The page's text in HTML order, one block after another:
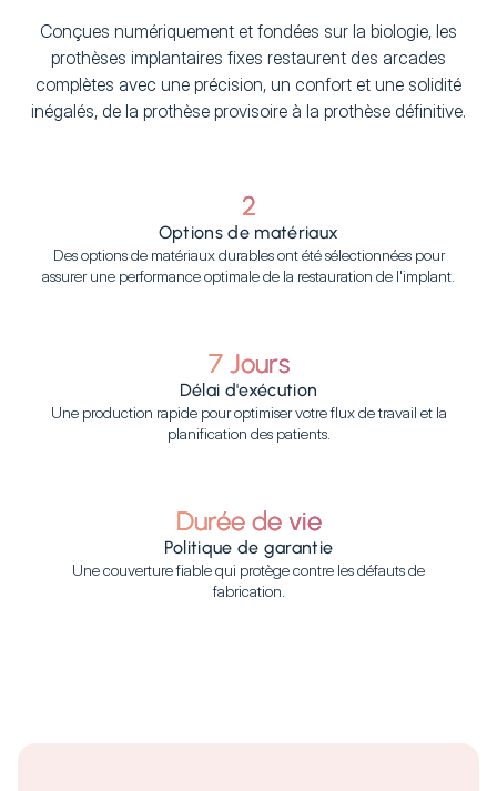
Conçues numériquement et fondées sur la biologie, les
prothèses implantaires fixes restaurent des arcades
complètes avec une précision, un confort et une solidité
inégalés, de la prothèse provisoire à la prothèse définitive.
2
Options de matériaux
Des options de matériaux durables ont été sélectionnées pour
assurer une performance optimale de la restauration de l'implant.
7 Jours
Délai d'exécution
Une production rapide pour optimiser votre flux de travail et la
planification des patients.
Durée de vie
Politique de garantie
Une couverture fiable qui protège contre les défauts de
fabrication.